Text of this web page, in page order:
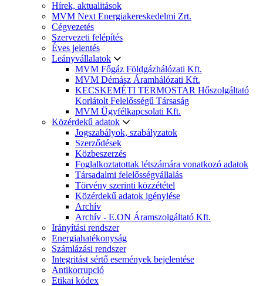
Hírek, aktualitások
MVM Next Energiakereskedelmi Zrt.
Cégvezetés
Szervezeti felépítés
Éves jelentés
Leányvállalatok
MVM Főgáz Földgázhálózati Kft.
MVM Démász Áramhálózati Kft.
KECSKEMÉTI TERMOSTAR Hőszolgáltató
Korlátolt Felelősségű Társaság
MVM Ügyfélkapcsolati Kft.
Közérdekű adatok
Jogszabályok, szabályzatok
Szerződések
Közbeszerzés
Foglalkoztatottak létszámára vonatkozó adatok
Társadalmi felelősségvállalás
Törvény szerinti közzététel
Közérdekű adatok igénylése
Archív
Archív - E.ON Áramszolgáltató Kft.
Irányítási rendszer
Energiahatékonyság
Számlázási rendszer
Integritást sértő események bejelentése
Antikorrupció
Etikai kódex